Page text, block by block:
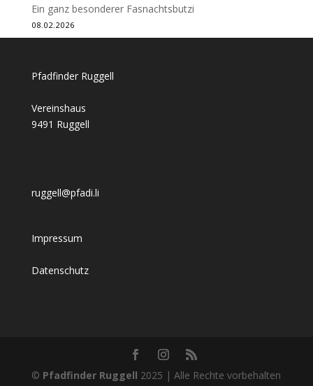
Ein ganz besonderer Fasnachtsbutzi
08.02.2026
Pfadfinder Ruggell
Vereinshaus
9491 Ruggell
ruggell@pfadi.li
Impressum
Datenschutz
© Pfadfinder Ruggell 2025 | Alle Rechte vorbehalten